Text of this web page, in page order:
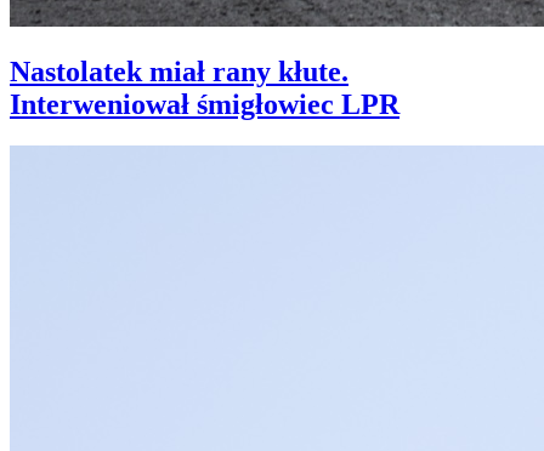
Nastolatek miał rany kłute.
Interweniował śmigłowiec LPR